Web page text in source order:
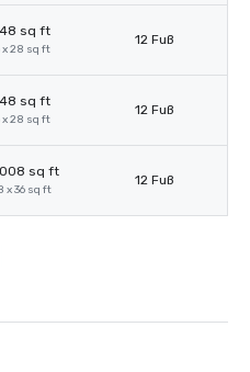
sq ft
x 28 sq ft
12 Fuß
sq ft
x 28 sq ft
12 Fuß
sq ft
x 36 sq ft
12 Fuß